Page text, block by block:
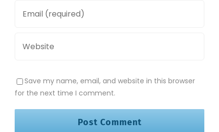
Save my name, email, and website in this browser
for the next time I comment.